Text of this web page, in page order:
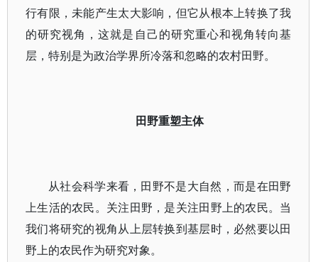
行有限，未能产生太大影响，但它从根本上转换了我
的研究视角，这就是自己的研究重心和视角转向基
层，特别是为政治学界所冷落和忽略的农村田野。
田野重塑主体
从社会科学来看，田野不是大自然，而是在田野
上生活的农民。关注田野，是关注田野上的农民。当
我们将研究的视角从上层转换到基层时，必然要以田
野上的农民作为研究对象。